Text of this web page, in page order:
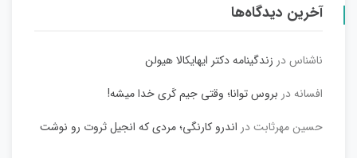
آخرین دیدگاه‌ها
ناشناسدر زندگینامه دکتر ایهایکالا هیولن
افسانه در بروس توانا؛ وقتی جیم کَری خدا میشه!
حسین مهرثابتدر اندرو کارنگی؛ مردی که انجیل ثروت رو نوشت